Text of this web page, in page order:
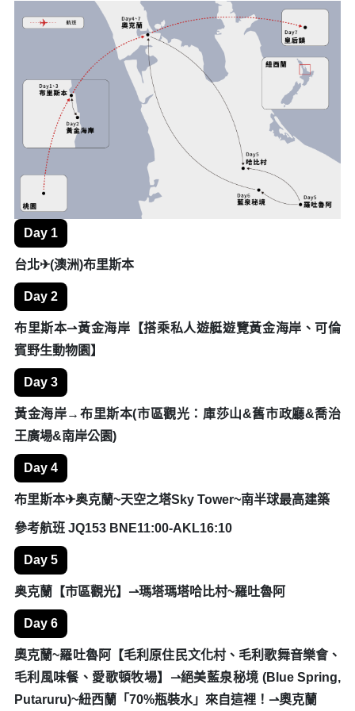
Day 1
台北✈(澳洲)布里斯本
Day 2
布里斯本⇀黃金海岸【搭乘私人遊艇遊覽黃金海岸、可倫
賓野生動物園】
Day 3
黃金海岸→布里斯本(市區觀光：庫莎山&舊市政廳&喬治
王廣場&南岸公園)
Day 4
布里斯本✈奥克蘭~天空之塔Sky Tower~南半球最高建築
參考航班 JQ153 BNE11:00-AKL16:10
Day 5
奥克蘭【市區觀光】⇀瑪塔瑪塔哈比村~羅吐魯阿
Day 6
奧克蘭~羅吐魯阿【毛利原住民文化村、毛利歌舞音樂會、
毛利風味餐、愛歌頓牧場】⇀絕美藍泉秘境 (Blue Spring,
Putaruru)~紐西蘭「70%瓶裝水」來自這裡！⇀奧克蘭